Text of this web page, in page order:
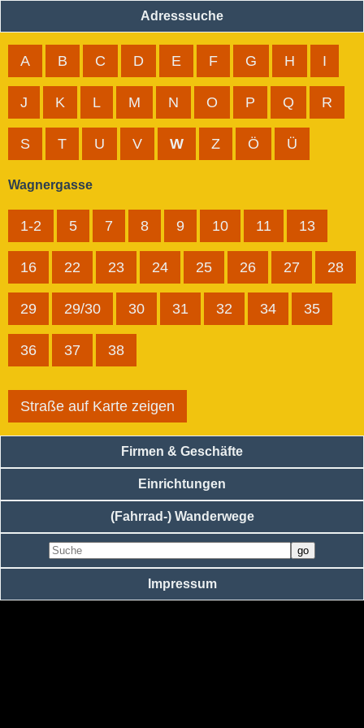
Adresssuche
A B C D E F G H I
J K L M N O P Q R
S T U V W Z Ö Ü
Wagnergasse
1-2 5 7 8 9 10 11 13
16 22 23 24 25 26 27 28
29 29/30 30 31 32 34 35
36 37 38
Straße auf Karte zeigen
Firmen & Geschäfte
Einrichtungen
(Fahrrad-) Wanderwege
Impressum